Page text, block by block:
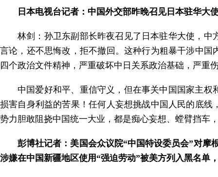
日本电视台记者：中国外交部昨晚召见日本驻华大
林剑：孙卫东副部长昨夜召见了日本驻华大使，
言论，还不思悔改，拒不撤回。这种行为粗暴干涉中
四个政治文件精神，严重破坏中日关系政治基础，严重
中国爱好和平、重信守义，但在事关中国国家主
损害自身利益的苦果！任何人妄想挑战中国人民的底
势力胆敢阻挠中国统一大业，都是痴心妄想、螳臂挡车
彭博社记者：美国会众议院“中国特设委员会”对摩
涉嫌在中国新疆地区使用“强迫劳动”被美方列入黑名单